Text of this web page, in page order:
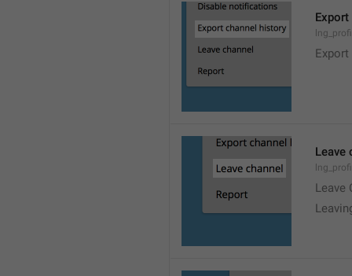
Leave
Leave